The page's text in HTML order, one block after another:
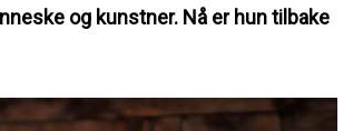
og kunstner. Nå er hun tilbake